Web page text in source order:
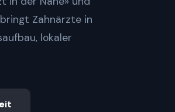
bringt Zahnärzte in
lokaler